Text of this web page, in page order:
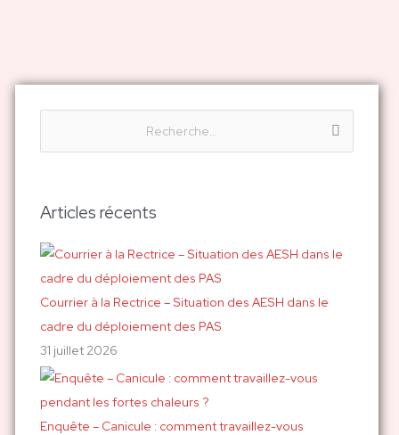
e
h
r
c
h
e
r
:
Articles récents
Courrier à la Rectrice – Situation des AESH dans le
cadre du déploiement des PAS
31 juillet 2026
Enquête – Canicule : comment travaillez-vous